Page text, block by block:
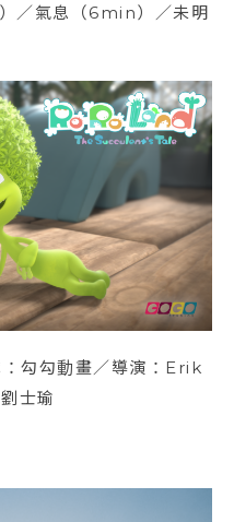
／氣息（6min）／未明
勾勾動畫／導演：Erik
士瑜